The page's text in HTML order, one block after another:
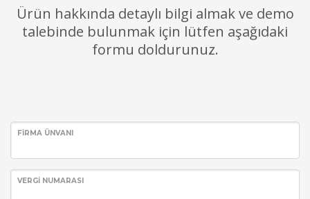
Ürün hakkında detaylı bilgi almak ve demo
talebinde bulunmak için lütfen aşağıdaki
formu doldurunuz.
FIRMA ÜNVANI
VERGI NUMARASI